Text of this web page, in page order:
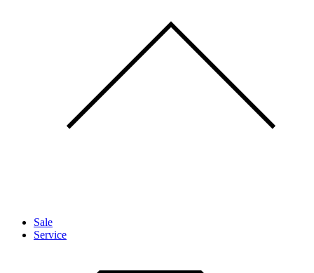
Sale
Service